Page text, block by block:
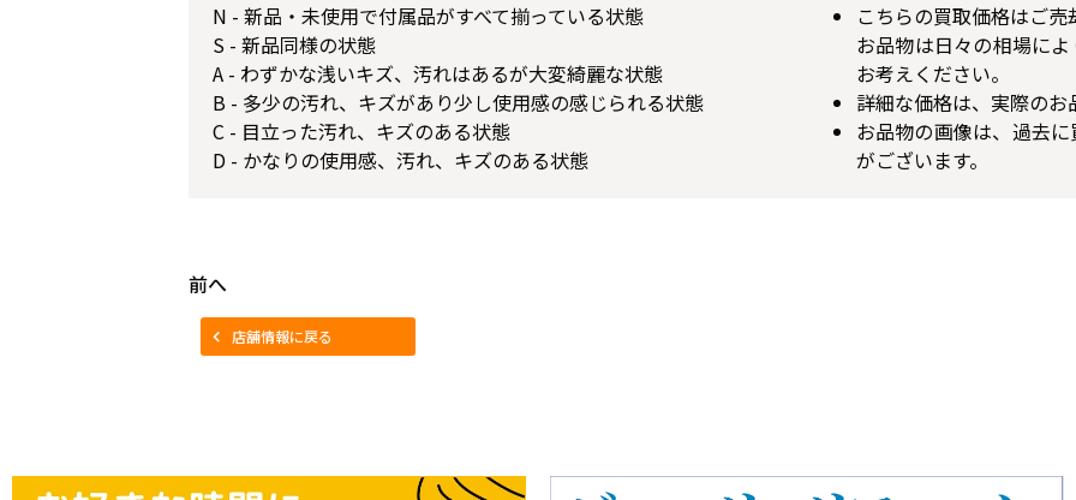
N - 新品・未使用で付属品がすべて揃っている状態
S - 新品同様の状態
A - わずかな浅いキズ、汚れはあるが大変綺麗な状態
B - 多少の汚れ、キズがあり少し使用感の感じられる状態
C - 目立った汚れ、キズのある状態
D - かなりの使用感、汚れ、キズのある状態
こちらの買取価格はご
お品物は日々の相場に
お考えください。
詳細な価格は、実際の
お品物の画像は、過去
がございます。
前へ
店舗情報に戻る